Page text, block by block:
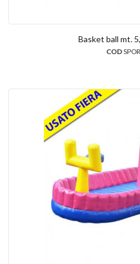
Basket ball mt.
COD